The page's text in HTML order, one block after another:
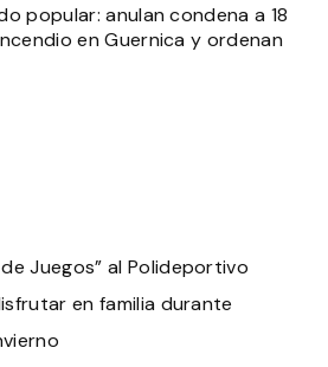
popular: anulan condena a 18
en Guernica y ordenan
Juegos” al Polideportivo
en familia durante